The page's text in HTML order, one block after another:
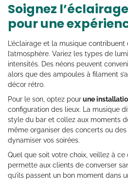
Soignez
pour une
L’éclairage et la musique
l’atmosphère. Variez les types de
intensités. Des néons peuvent
alors que des ampoules à filament
décor rétro.
Pour le son, optez pourune
configuration des lieux. La musique
style du bar et collez aux moments
même organiser des concerts ou
dynamiser vos soirées.
Quel que soit votre choix, veillez à
permette aux clients de converser
qu’ils passent un bon moment dans